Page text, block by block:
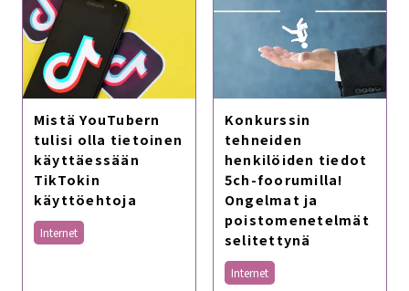
Mistä YouTubern
tulisi olla tietoinen
käyttäessään
TikTokin
käyttöehtoja
Internet
Konkurssin
tehneiden
henkilöiden tiedot
5ch-foorumilla!
Ongelmat ja
poistomenetelmät
selitettynä
Internet